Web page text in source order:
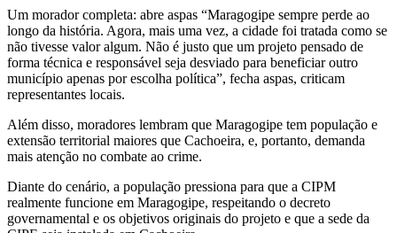
Um morador completa: abre aspas “Maragogipe sempre perde ao
longo da história. Agora, mais uma vez, a cidade foi tratada como se
não tivesse valor algum. Não é justo que um projeto pensado de
forma técnica e responsável seja desviado para beneficiar outro
município apenas por escolha política”, fecha aspas, criticam
representantes locais.
Além disso, moradores lembram que Maragogipe tem população e
extensão territorial maiores que Cachoeira, e, portanto, demanda
mais atenção no combate ao crime.
Diante do cenário, a população pressiona para que a CIPM
realmente funcione em Maragogipe, respeitando o decreto
governamental e os objetivos originais do projeto e que a sede da